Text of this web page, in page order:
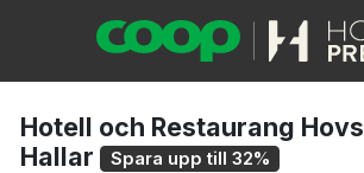
Hotell och Restaurang Hovs
Hallar
Spara upp till 32%